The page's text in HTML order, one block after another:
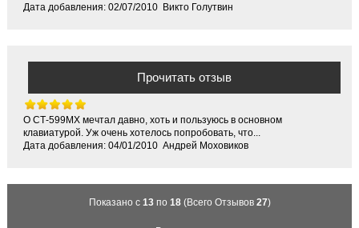
Дата добавления: 02/07/2010 Викто Голутвин
Прочитать отзыв
О СТ-599МХ мечтал давно, хоть и пользуюсь в основном
клавиатурой. Уж очень хотелось попробовать, что...
Дата добавления: 04/01/2010 Андрей Моховиков
Показано с 13по 18(Всего Отзывов 27)